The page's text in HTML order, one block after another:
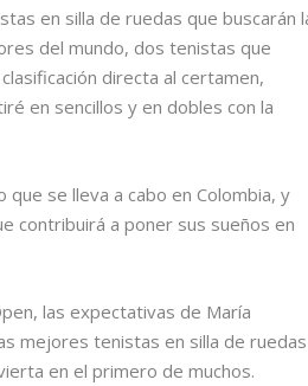
en silla de ruedas que buscarán
del mundo, dos tenistas que
directa al certamen,
en sencillos y en dobles con la
se lleva a cabo en Colombia, y
contribuirá a poner sus sueños en
las expectativas de María
mejores tenistas en silla de ruedas
en el primero de muchos.